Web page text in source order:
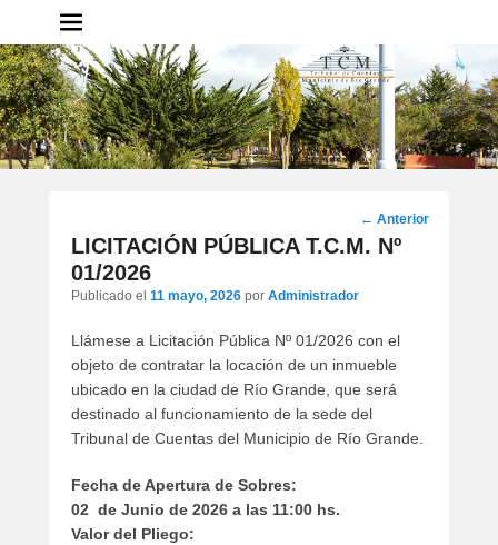
Municipal – Municipio de Rio
Grande
Portal del TCM Rio Grande
Navegación
por
← Anterior
LICITACIÓN PÚBLICA T.C.M. Nº
01/2026
Publicado el 11 mayo, 2026 por Administrador
Llámese a Licitación Pública Nº 01/2026 con el
objeto de contratar la locación de un inmueble
ubicado en la ciudad de Río Grande, que será
destinado al funcionamiento de la sede del
Tribunal de Cuentas del Municipio de Río Grande.
Fecha de Apertura de Sobres:
02 de Junio de 2026 a las 11:00 hs.
Valor del Pliego: